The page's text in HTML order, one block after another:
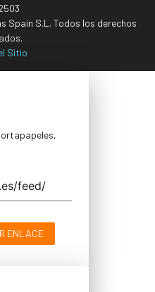
Spain S.L. Todos los derechos
Sitio
ENLACE